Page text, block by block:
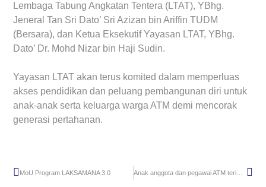
Lembaga Tabung Angkatan Tentera (LTAT), YBhg.
Jeneral Tan Sri Dato’ Sri Azizan bin Ariffin TUDM
(Bersara), dan Ketua Eksekutif Yayasan LTAT, YBhg.
Dato’ Dr. Mohd Nizar bin Haji Sudin.
Yayasan LTAT akan terus komited dalam memperluas
akses pendidikan dan peluang pembangunan diri untuk
anak-anak serta keluarga warga ATM demi mencorak
generasi pertahanan.
MoU Program LAKSAMANA 3.0 Anak anggota dan pegawai ATM terima manfaat pendidikan Yayasan LTAT